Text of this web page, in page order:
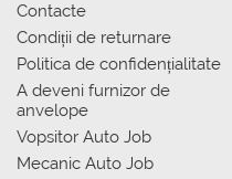
Contacte
Condiții de returnare
Politica de confidențialitate
A deveni furnizor de
anvelope
Vopsitor Auto Job
Mecanic Auto Job